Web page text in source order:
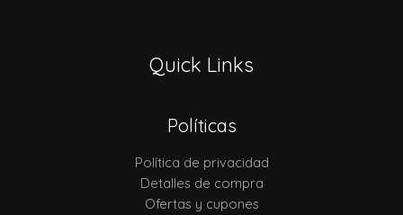
Quick Links
Políticas
Política de privacidad
Detalles de compra
Ofertas y cupones